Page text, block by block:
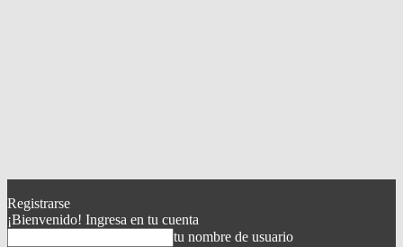
Registrarse
¡Bienvenido! Ingresa en tu cuenta
tu nombre de usuario